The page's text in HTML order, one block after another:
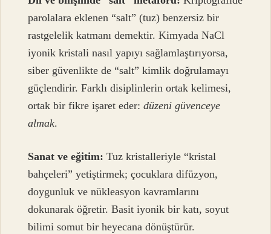
parolalara eklenen “salt” (tuz) benzersiz bir
rastgelelik katmanı demektir. Kimyada NaCl
iyonik kristali nasıl yapıyı sağlamlaştırıyorsa,
siber güvenlikte de “salt” kimlik doğrulamayı
güçlendirir. Farklı disiplinlerin ortak kelimesi,
ortak bir fikre işaret eder:düzeni güvenceye
almak.
Sanat ve eğitim: Tuz kristalleriyle “kristal
bahçeleri” yetiştirmek; çocuklara difüzyon,
doygunluk ve nükleasyon kavramlarını
dokunarak öğretir. Basit iyonik bir katı, soyut
bilimi somut bir heyecana dönüştürür.